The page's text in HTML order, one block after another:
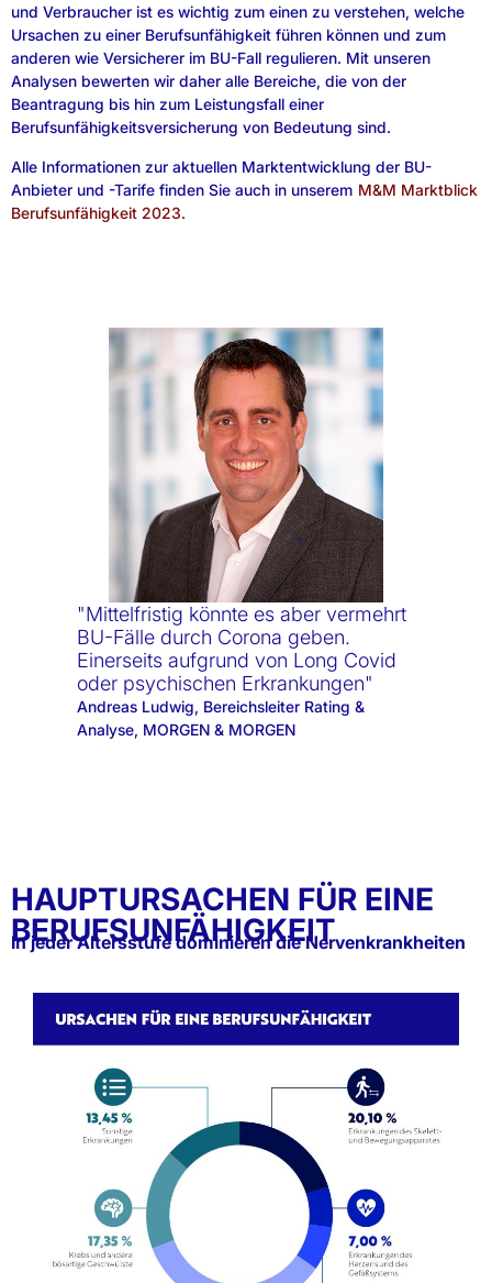
und Verbraucher ist es wichtig zum einen zu verstehen, welche
Ursachen zu einer Berufsunfähigkeit führen können und zum
anderen wie Versicherer im BU-Fall regulieren. Mit unseren
Analysen bewerten wir daher alle Bereiche, die von der
Beantragung bis hin zum Leistungsfall einer
Berufsunfähigkeitsversicherung von Bedeutung sind.
Alle Informationen zur aktuellen Marktentwicklung der BU-
Anbieter und -Tarife finden Sie auch in unserem M&M Marktblick
Berufsunfähigkeit 2023.
"Mittelfristig könnte es aber vermehrt
BU-Fälle durch Corona geben.
Einerseits aufgrund von Long Covid
oder psychischen Erkrankungen"
Andreas Ludwig, Bereichsleiter Rating &
Analyse, MORGEN & MORGEN
HAUPTURSACHEN FÜR EINE
BERUFSUNFÄHIGKEIT
In jeder Altersstufe dominieren die Nervenkrankheiten